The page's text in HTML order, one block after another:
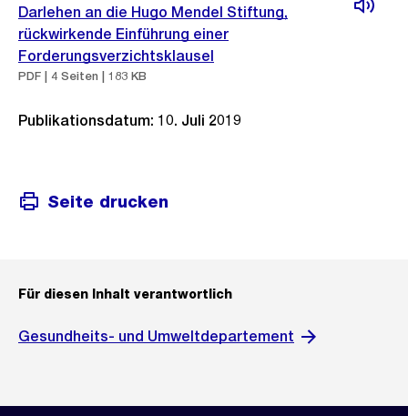
Darlehen an die Hugo Mendel Stiftung,
rückwirkende Einführung einer
Forderungsverzichtsklausel
PDF | 4 Seiten | 183 KB
Publikationsdatum: 10. Juli 2019
Seite drucken
Für diesen Inhalt verantwortlich
Gesundheits- und Umweltdepartement